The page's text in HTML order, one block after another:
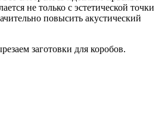
не только с эстетической точки
повысить акустический
заготовки для коробов.